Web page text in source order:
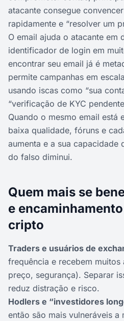
atacante consegue
rapidamente e “resolver um
O email ajuda o atacante em
identificador de login em
encontrar seu email já é
permite campanhas em
usando iscas como “sua
“verificação de KYC
Quando o mesmo email está
baixa qualidade, fóruns e
aumenta e a sua capacidade
do falso diminui.
Quem mais se
e
cripto
Traders e usuários de
frequência e recebem muitos
preço, segurança). Separar
reduz distração e risco.
Hodlers e “investidores
então são mais vulneráveis a